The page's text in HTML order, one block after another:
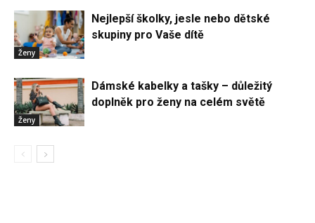
Ženy
Nejlepší školky, jesle nebo dětské
skupiny pro Vaše dítě
Ženy
Dámské kabelky a tašky – důležitý
doplněk pro ženy na celém světě